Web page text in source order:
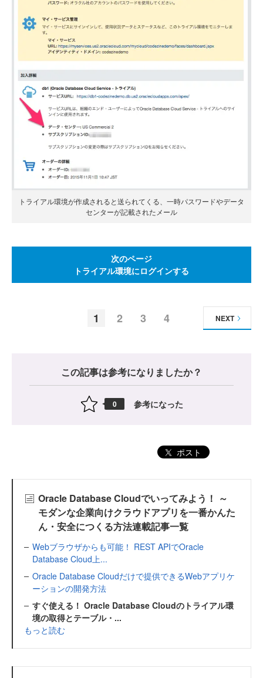
トライアル環境が作成されると送られてくる、一時パスワードやデータ
センターが記載されたメール
次のページ
トライアル環境にログインする
1 2 3 4 NEXT
この記事は参考になりましたか？
0 参考になった
ポスト
Oracle Database Cloudでいってみよう！ ～
モダンな企業向けクラウドアプリを一番かんた
ん・安全につくる方法連載記事一覧
Webブラウザからも可能！ REST APIでOracle
Database Cloud上...
Oracle Database Cloudだけで提供できるWebアプリケ
ーションの開発方法
すぐ使える！ Oracle Database Cloudのトライアル環
境の取得とテーブル・...
もっと読む